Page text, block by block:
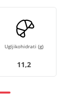
Ugljikohidrati (g)
11,2